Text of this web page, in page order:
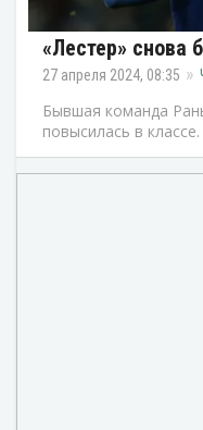
«Лестер» снова
27 апреля 2024, 08:35
Бывшая команда
повысилась в классе.